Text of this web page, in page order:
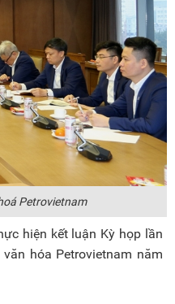
Petrovietnam
hiện kết luận Kỳ họp lần
hóa Petrovietnam năm